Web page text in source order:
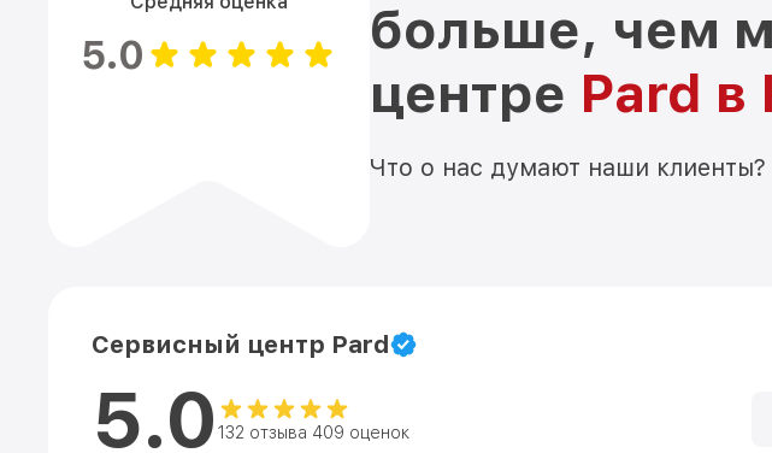
5.0
больше, чем
центре Pard
Что о нас думают наши клиенты?
Сервисный центр Pard
5.0 132 отзыва 409 оценок